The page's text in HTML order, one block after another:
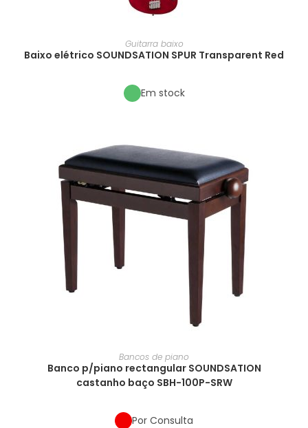
Guitarra baixo
Baixo elétrico SOUNDSATION SPUR Transparent Red
Em stock
Bancos de piano
Banco p/piano rectangular SOUNDSATION
castanho baço SBH-100P-SRW
Por Consulta